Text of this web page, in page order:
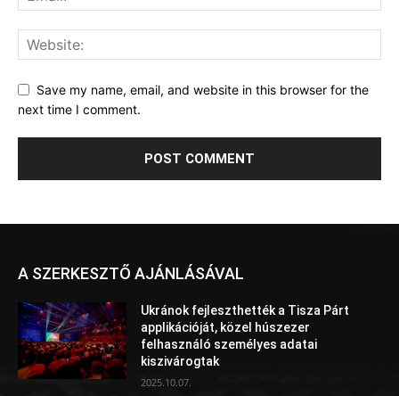
Save my name, email, and website in this browser for the
next time I comment.
A SZERKESZTŐ AJÁNLÁSÁVAL
Ukránok fejleszthették a Tisza Párt
applikációját, közel húszezer
felhasználó személyes adatai
kiszivárogtak
2025.10.07.